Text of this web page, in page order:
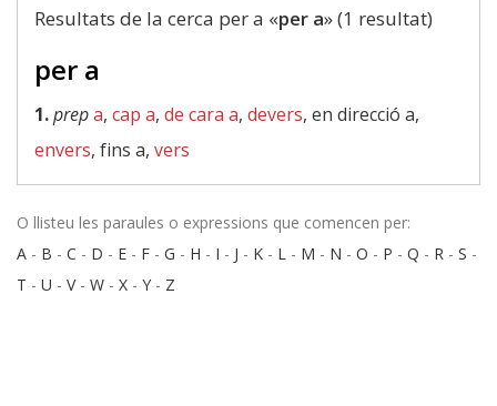
Resultats de la cerca per a «per a» (1 resultat)
per a
1.prepa, cap a, de cara a, devers, en direcció a,
envers, fins a, vers
O llisteu les paraules o expressions que comencen per:
A - B - C - D - E - F - G - H - I - J - K - L - M - N - O - P - Q - R - S -
T - U - V- W - X - Y - Z